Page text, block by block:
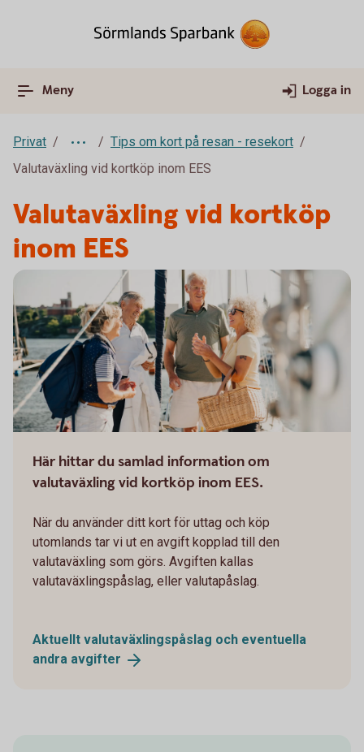
Meny Logga in
Privat
Tips om kort på resan - resekort
Valutaväxling vid kortköp inom EES
Valutaväxling vid kortköp
inom EES
Här hittar du samlad information om
valutaväxling vid kortköp inom EES.
När du använder ditt kort för uttag och köp
utomlands tar vi ut en avgift kopplad till den
valutaväxling som görs. Avgiften kallas
valutaväxlingspåslag, eller valutapåslag.
Aktuellt valutaväxlingspåslag och eventuella
andra avgifter